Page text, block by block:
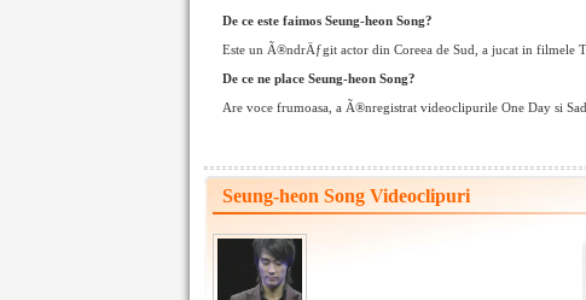
De ce este faimos Seung-heon Song?
Este un Ã®ndrÄƒgit actor din Coreea de Sud, a jucat in filmele
De ce ne place Seung-heon Song?
Are voce frumoasa, a Ã®nregistrat videoclipurile One Day si
Seung-heon Song Videoclipuri